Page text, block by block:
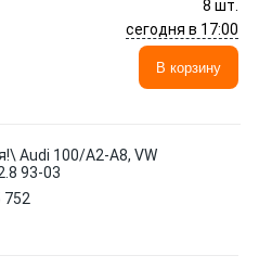
8 шт.
сегодня в 17:00
В корзину
Audi 100/A2-A8, VW
93-03
752